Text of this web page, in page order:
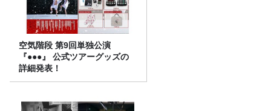
空気階段 第9回単独公演
『●●●』 公式ツアーグッズの
詳細発表！